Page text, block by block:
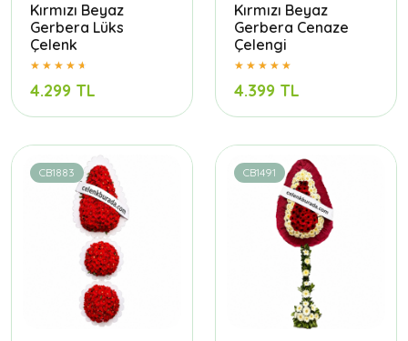
Kırmızı Beyaz
Gerbera Lüks
Çelenk
4.299 TL
Kırmızı Beyaz
Gerbera Cenaze
Çelengi
4.399 TL
CB1883 CB1491